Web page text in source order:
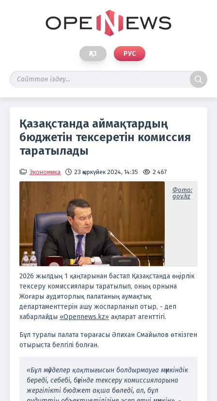
ҚАЗ РУС
Қазақстанда аймақтардың
бюджетін тексеретін комиссия
таратылады
Экономика 23 қыркүйек 2024, 14:35 2 467
Фото:
gov.kz
2026 жылдың 1 қаңтарынан бастап Қазақстанда өңірлік
тексеру комиссиялары таратылып, оның орнына
Жоғары аудиторлық палатаның аумақтық
департаменттерін ашу жоспарланып отыр, - деп
хабарлайды «Opennews.kz» ақпарат агенттігі.
Бұл туралы палата төрағасы Әлихан Смайылов өткізген
отырыста белгілі болған.
«Бұл мүдделер қақтығысын болдырмауға мүмкіндік
береді, себебі, бүгінде тексеру комиссияларына
жергілікті бюджет ақша бөледі, ал, бұл